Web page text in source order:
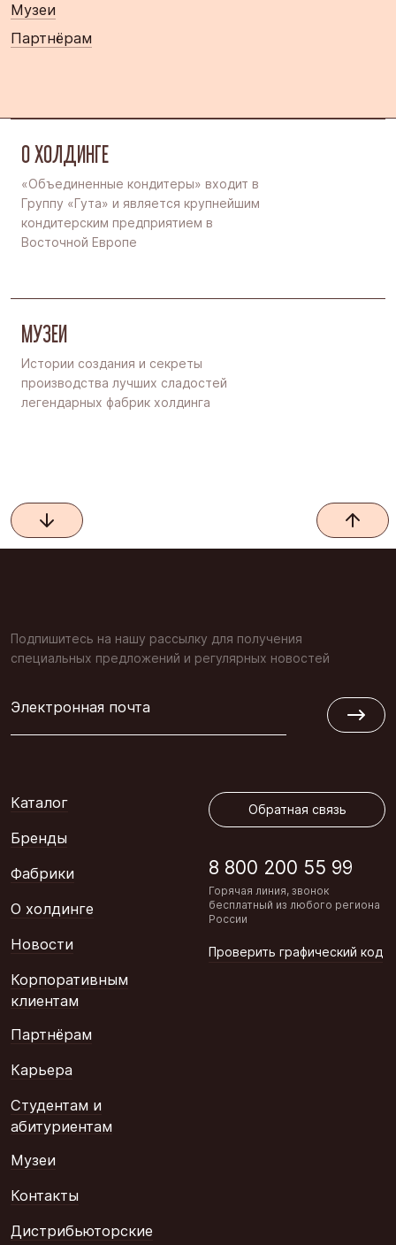
Музеи
Партнёрам
О ХОЛДИНГЕ
«Объединенные кондитеры» входит в
Группу «Гута» и является крупнейшим
кондитерским предприятием в
Восточной Европе
МУЗЕИ
Истории создания и секреты
производства лучших сладостей
легендарных фабрик холдинга
Подпишитесь на нашу рассылку для получения
специальных предложений и регулярных новостей
Электронная почта
Каталог
Бренды
Фабрики
О холдинге
Новости
Корпоративным
клиентам
Партнёрам
Карьера
Студентам и
абитуриентам
Музеи
Контакты
Дистрибьюторские
Обратная связь
8 800 200 55 99
Горячая линия, звонок
бесплатный из любого региона
России
Проверить графический код